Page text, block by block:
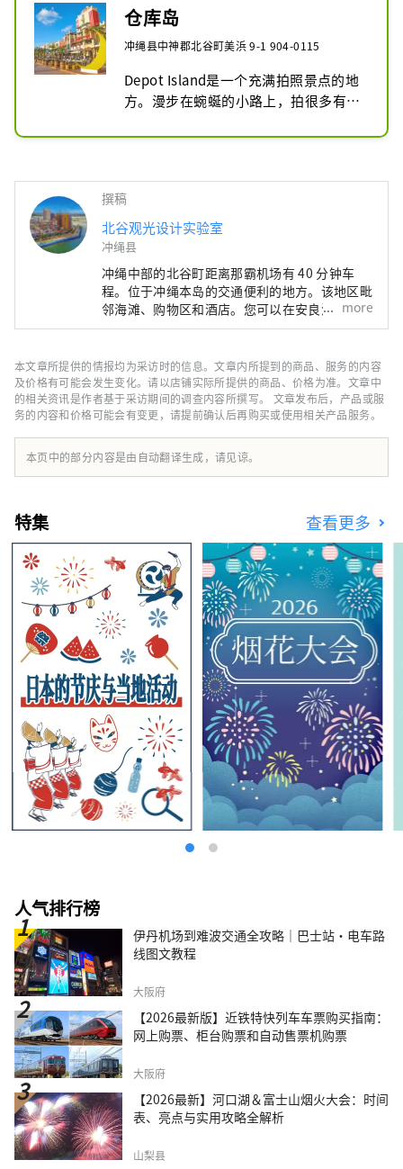
可以无障碍地看日落，可以慢慢欣赏日落。这
里不仅可以品尝到冲绳美食，还可以品尝到美
国、意大利、墨西哥、法国、日本料理。
仓库岛
冲绳县中神郡北谷町美浜 9-1 904-0115
Depot Island是一个充满拍照景点的地
方。漫步在蜿蜒的小路上，拍很多有趣
撰稿
北谷观光设计实验室
冲绳县
冲绳中部的北谷町距离那霸机场有 40 分钟车
程。位于冲绳本岛的交通便利的地方。该地区毗
邻海滩、购物区和酒店。您可以在安良波海滩和
宫城海岸享受海上运动。 Depot Island 地区到
您在逗留期间不会感到无聊。另外，海边长廊木
板路上设有可以免费休息的桌椅，可以无障碍地
看日落，可以慢慢欣赏日落。这里不仅可以品尝
到冲绳美食，还可以品尝到美国、意大利、墨西
哥、法国、日本料理。
more
本文章所提供的情报均为采访时的信息。文章内所提到的商品、服务的内容
及价格有可能会发生变化。请以店铺实际所提供的商品、价格为准。文章中
的相关资讯是作者基于采访期间的调查内容所撰写。 文章发布后，产品或服
务的内容和价格可能会有变更，请提前确认后再购买或使用相关产品服务。
本页中的部分内容是由自动翻译生成，请见谅。
特集 查看更多
人气排行榜
伊丹机场到难波交通全攻略｜巴士站・电车路
线图文教程
大阪府
【2026最新版】近铁特快列车车票购买指南：
网上购票、柜台购票和自动售票机购票
大阪府
【2026最新】河口湖＆富士山烟火大会：时间
表、亮点与实用攻略全解析
山梨县